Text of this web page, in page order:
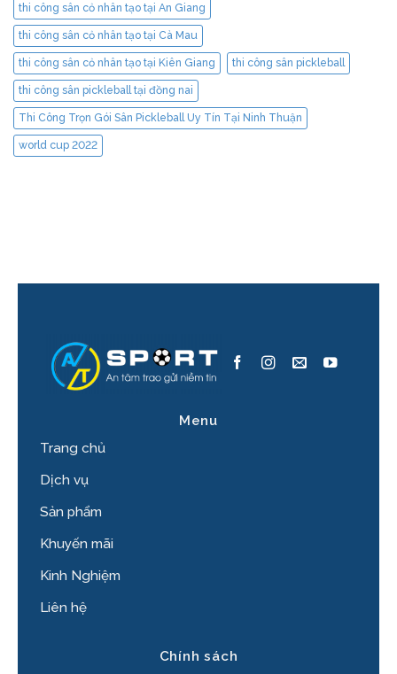
thi công sân cỏ nhân tạo tại An Giang
thi công sân cỏ nhân tạo tại Cà Mau
thi công sân cỏ nhân tạo tại Kiên Giang thi công sân pickleball
thi công sân pickleball tại đồng nai
Thi Công Trọn Gói Sân Pickleball Uy Tín Tại Ninh Thuận
world cup 2022
Menu
Trang chủ
Dịch vụ
Sản phẩm
Khuyến mãi
Kinh Nghiệm
Liên hệ
Chính sách